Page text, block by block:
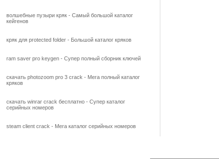
волшебные пузыри кряк - Самый большой каталог
кейгенов
кряк для protected folder - Большой каталог кряков
ram saver pro keygen - Супер полный сборник ключей
скачать photozoom pro 3 crack - Мега полный каталог
кряков
скачать winrar crack бесплатно - Супер каталог
серийных номеров
steam client crack - Мега каталог серийных номеров